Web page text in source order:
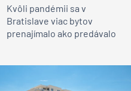
Kvôli pandémii sa v
Bratislave viac bytov
prenajímalo ako predávalo